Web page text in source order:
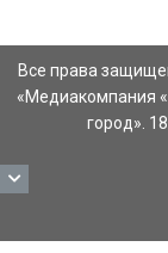
Все права
«Медиакомпания
город».